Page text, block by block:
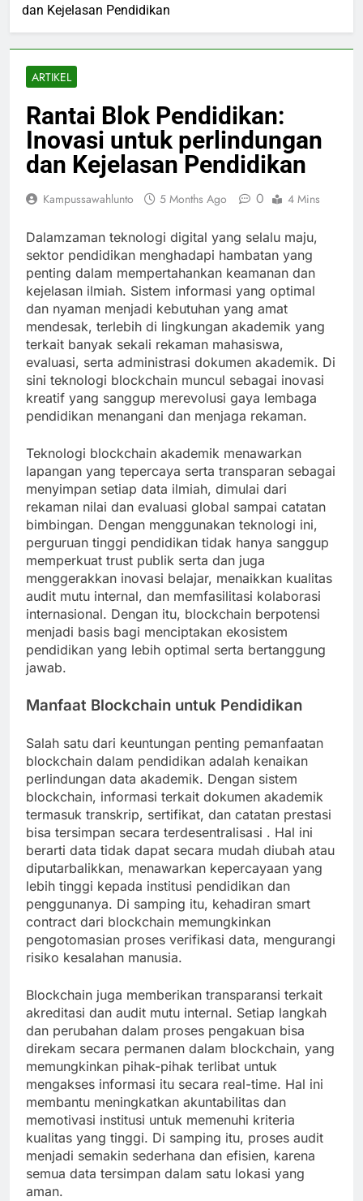
dan Kejelasan Pendidikan
ARTIKEL
Rantai Blok Pendidikan:
Inovasi untuk perlindungan
dan Kejelasan Pendidikan
Kampussawahlunto 5 Months Ago 0 4 Mins
Dalamzaman teknologi digital yang selalu maju,
sektor pendidikan menghadapi hambatan yang
penting dalam mempertahankan keamanan dan
kejelasan ilmiah. Sistem informasi yang optimal
dan nyaman menjadi kebutuhan yang amat
mendesak, terlebih di lingkungan akademik yang
terkait banyak sekali rekaman mahasiswa,
evaluasi, serta administrasi dokumen akademik. Di
sini teknologi blockchain muncul sebagai inovasi
kreatif yang sanggup merevolusi gaya lembaga
pendidikan menangani dan menjaga rekaman.
Teknologi blockchain akademik menawarkan
lapangan yang tepercaya serta transparan sebagai
menyimpan setiap data ilmiah, dimulai dari
rekaman nilai dan evaluasi global sampai catatan
bimbingan. Dengan menggunakan teknologi ini,
perguruan tinggi pendidikan tidak hanya sanggup
memperkuat trust publik serta dan juga
menggerakkan inovasi belajar, menaikkan kualitas
audit mutu internal, dan memfasilitasi kolaborasi
internasional. Dengan itu, blockchain berpotensi
menjadi basis bagi menciptakan ekosistem
pendidikan yang lebih optimal serta bertanggung
jawab.
Manfaat Blockchain untuk Pendidikan
Salah satu dari keuntungan penting pemanfaatan
blockchain dalam pendidikan adalah kenaikan
perlindungan data akademik. Dengan sistem
blockchain, informasi terkait dokumen akademik
termasuk transkrip, sertifikat, dan catatan prestasi
bisa tersimpan secara terdesentralisasi . Hal ini
berarti data tidak dapat secara mudah diubah atau
diputarbalikkan, menawarkan kepercayaan yang
lebih tinggi kepada institusi pendidikan dan
penggunanya. Di samping itu, kehadiran smart
contract dari blockchain memungkinkan
pengotomasian proses verifikasi data, mengurangi
risiko kesalahan manusia.
Blockchain juga memberikan transparansi terkait
akreditasi dan audit mutu internal. Setiap langkah
dan perubahan dalam proses pengakuan bisa
direkam secara permanen dalam blockchain, yang
memungkinkan pihak-pihak terlibat untuk
mengakses informasi itu secara real-time. Hal ini
membantu meningkatkan akuntabilitas dan
memotivasi institusi untuk memenuhi kriteria
kualitas yang tinggi. Di samping itu, proses audit
menjadi semakin sederhana dan efisien, karena
semua data tersimpan dalam satu lokasi yang
aman.